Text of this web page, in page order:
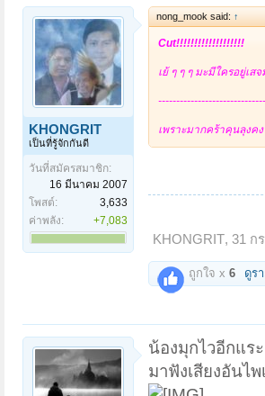
KHONGRIT
เป็นที่รู้จักกันดี
วันที่สมัครสมาชิก:
16 มีนาคม 2007
โพสต์:
3,633
ค่าพลัง:
+7,083
nong_mook said: ↑
Cut!!!!!!!!!!!!!!!!!!!
เย้ ๆ ๆ ๆ มะมีใครอยู่เส
เพราะมากคร้าคุนลุงค
KHONGRIT, 31 ก
ถูกใจ x 6 ดูร
น้องมุกไวอีกแร
มาฟังเสียงอันไ